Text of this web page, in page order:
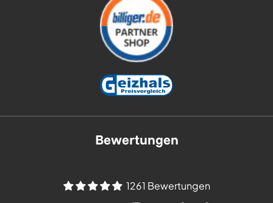
Bewertungen
1261 Bewertungen